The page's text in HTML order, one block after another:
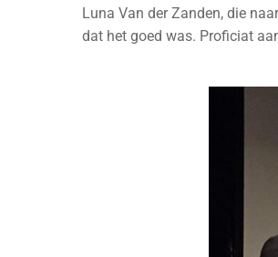
Luna Van der Zanden, die
dat het goed was. Proficiat